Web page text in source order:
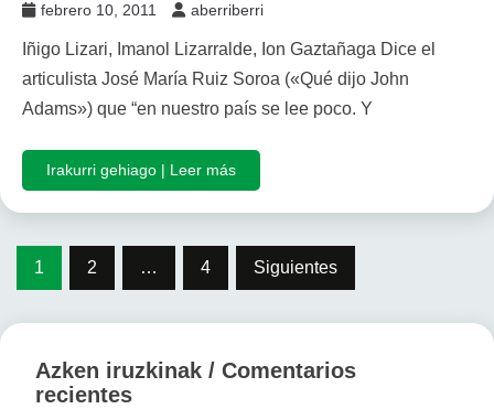
febrero 10, 2011 aberriberri
Iñigo Lizari, Imanol Lizarralde, Ion Gaztañaga Dice el
articulista José María Ruiz Soroa («Qué dijo John
Adams») que “en nuestro país se lee poco. Y
Irakurri gehiago | Leer más
Paginación
1 2 … 4 Siguientes
Azken iruzkinak / Comentarios
recientes